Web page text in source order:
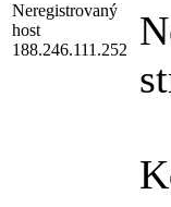
Neregistrovaný
host
188.246.111.252